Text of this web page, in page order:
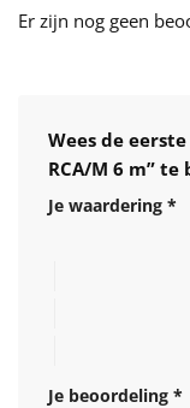
Er zijn nog geen
Wees de eerste
RCA/M 6 m” te
Je waardering *
Je beoordeling *